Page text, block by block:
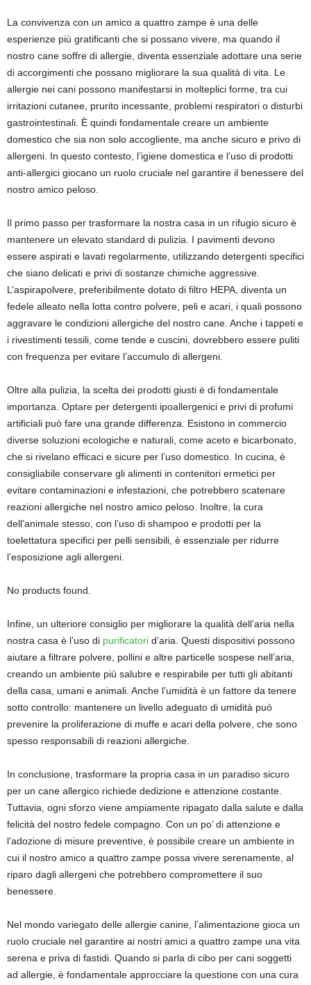
La convivenza con un amico a quattro zampe è una delle
esperienze più gratificanti che si possano vivere, ma quando il
nostro cane soffre di allergie, diventa essenziale adottare una serie
di accorgimenti che possano migliorare la sua qualità di vita. Le
allergie nei cani possono manifestarsi in molteplici forme, tra cui
irritazioni cutanee, prurito incessante, problemi respiratori o disturbi
gastrointestinali. È quindi fondamentale creare un ambiente
domestico che sia non solo accogliente, ma anche sicuro e privo di
allergeni. In questo contesto, l’igiene domestica e l’uso di prodotti
anti-allergici giocano un ruolo cruciale nel garantire il benessere del
nostro amico peloso.
Il primo passo per trasformare la nostra casa in un rifugio sicuro è
mantenere un elevato standard di pulizia. I pavimenti devono
essere aspirati e lavati regolarmente, utilizzando detergenti specifici
che siano delicati e privi di sostanze chimiche aggressive.
L’aspirapolvere, preferibilmente dotato di filtro HEPA, diventa un
fedele alleato nella lotta contro polvere, peli e acari, i quali possono
aggravare le condizioni allergiche del nostro cane. Anche i tappeti e
i rivestimenti tessili, come tende e cuscini, dovrebbero essere puliti
con frequenza per evitare l’accumulo di allergeni.
Oltre alla pulizia, la scelta dei prodotti giusti è di fondamentale
importanza. Optare per detergenti ipoallergenici e privi di profumi
artificiali può fare una grande differenza. Esistono in commercio
diverse soluzioni ecologiche e naturali, come aceto e bicarbonato,
che si rivelano efficaci e sicure per l’uso domestico. In cucina, è
consigliabile conservare gli alimenti in contenitori ermetici per
evitare contaminazioni e infestazioni, che potrebbero scatenare
reazioni allergiche nel nostro amico peloso. Inoltre, la cura
dell’animale stesso, con l’uso di shampoo e prodotti per la
toelettatura specifici per pelli sensibili, è essenziale per ridurre
l’esposizione agli allergeni.
No products found.
Infine, un ulteriore consiglio per migliorare la qualità dell’aria nella
nostra casa è l’uso di purificatori d’aria. Questi dispositivi possono
aiutare a filtrare polvere, pollini e altre particelle sospese nell’aria,
creando un ambiente più salubre e respirabile per tutti gli abitanti
della casa, umani e animali. Anche l’umidità è un fattore da tenere
sotto controllo: mantenere un livello adeguato di umidità può
prevenire la proliferazione di muffe e acari della polvere, che sono
spesso responsabili di reazioni allergiche.
In conclusione, trasformare la propria casa in un paradiso sicuro
per un cane allergico richiede dedizione e attenzione costante.
Tuttavia, ogni sforzo viene ampiamente ripagato dalla salute e dalla
felicità del nostro fedele compagno. Con un po’ di attenzione e
l’adozione di misure preventive, è possibile creare un ambiente in
cui il nostro amico a quattro zampe possa vivere serenamente, al
riparo dagli allergeni che potrebbero compromettere il suo
benessere.
Nel mondo variegato delle allergie canine, l’alimentazione gioca un
ruolo cruciale nel garantire ai nostri amici a quattro zampe una vita
serena e priva di fastidi. Quando si parla di cibo per cani soggetti
ad allergie, è fondamentale approcciare la questione con una cura